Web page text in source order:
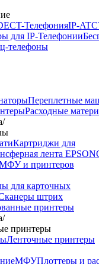
ТелефонияIP-ATC
для IP-Телефонии
телефоны
Переплетные
Расходные
/
Картриджи для
лента EPSON
и принтеров
для карточных
штрих
принтеры
/
принтеры
Ленточные принтеры
МФУПлоттеры и